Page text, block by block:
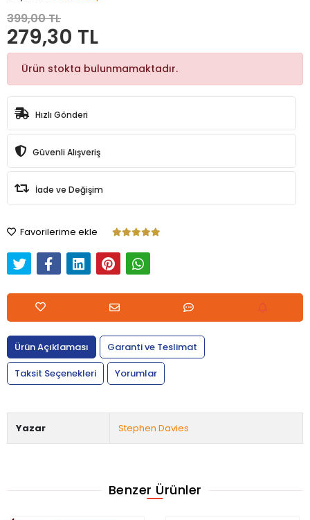
399,00 TL
279,30 TL
Ürün stokta bulunmamaktadır.
Hızlı Gönderi
Güvenli Alışveriş
İade ve Değişim
Favorilerime ekle
Ürün Açıklaması
Garanti ve Teslimat
Taksit Seçenekleri
Yorumlar
Yazar Stephen Davies
Benzer Ürünler